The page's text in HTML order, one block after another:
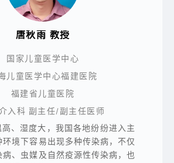
唐秋雨 教授
国家儿童医学中心
儿童医学中心福建医院
福建省儿童医院
入科 副主任/副主任医师
高、湿度大，我国各地纷纷进入主
环境下容易出现多种传染病，不仅
病、虫媒及自然疫源性传染病，也